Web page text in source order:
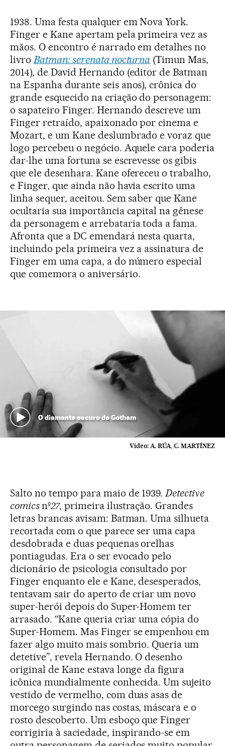
1938. Uma festa qualquer em Nova York.
Finger e Kane apertam pela primeira vez as
mãos. O encontro é narrado em detalhes no
livroBatman: serenata nocturna (Timun Mas,
2014), de David Hernando (editor de Batman
na Espanha durante seis anos), crônica do
grande esquecido na criação do personagem:
o sapateiro Finger. Hernando descreve um
Finger retraído, apaixonado por cinema e
Mozart, e um Kane deslumbrado e voraz que
logo percebeu o negócio. Aquele cara poderia
dar-lhe uma fortuna se escrevesse os gibis
que ele desenhara. Kane ofereceu o trabalho,
e Finger, que ainda não havia escrito uma
linha sequer, aceitou. Sem saber que Kane
ocultaria sua importância capital na gênese
da personagem e arrebataria toda a fama.
Afronta que a DC emendará nesta quarta,
incluindo pela primeira vez a assinatura de
Finger em uma capa, a do número especial
que comemora o aniversário.
O diamante escuro de Gotham
Vídeo: A. RÚA, C. MARTÍNEZ
Salto no tempo para maio de 1939.Detective
comicsnº27, primeira ilustração. Grandes
letras brancas avisam: Batman. Uma silhueta
recortada com o que parece ser uma capa
desdobrada e duas pequenas orelhas
pontiagudas. Era o ser evocado pelo
dicionário de psicologia consultado por
Finger enquanto ele e Kane, desesperados,
tentavam sair do aperto de criar um novo
super-herói depois do Super-Homem ter
arrasado. “Kane queria criar uma cópia do
Super-Homem. Mas Finger se empenhou em
fazer algo muito mais sombrio. Queria um
detetive”, revela Hernando. O desenho
original de Kane estava longe da figura
icônica mundialmente conhecida. Um sujeito
vestido de vermelho, com duas asas de
morcego surgindo nas costas, máscara e o
rosto descoberto. Um esboço que Finger
corrigiria à saciedade, inspirando-se em